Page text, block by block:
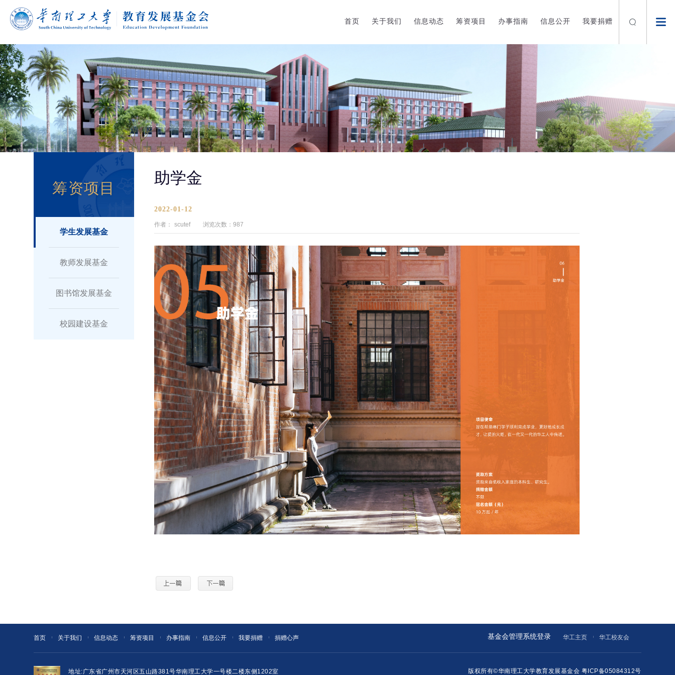
首页 关于我们 信息动态 筹资项目 办事指南 信息公开 我要捐赠
筹资项目
学生发展基金
教师发展基金
图书馆发展基金
校园建设基金
助学金
2022-01-12
作者： scutef 浏览次数：987
首页 关于我们 信息动态 筹资项目 办事指南 信息公开 我要捐赠 捐赠心声 基金会管理系统登录 华工主页 华工校友会
地址:广东省广州市天河区五山路381号华南理工大学一号楼二楼东侧1202室 版权所有©华南理工大学教育发展基金会 粤ICP备05084312号